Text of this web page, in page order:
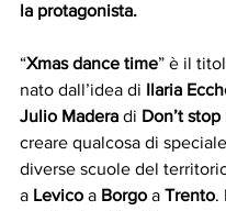
la protagonista.
“Xmas dance time” è il
nato dall’idea di Ilaria
Julio Madera di Don’t
creare qualcosa di
diverse scuole del
a Levico a Borgo a Trento.